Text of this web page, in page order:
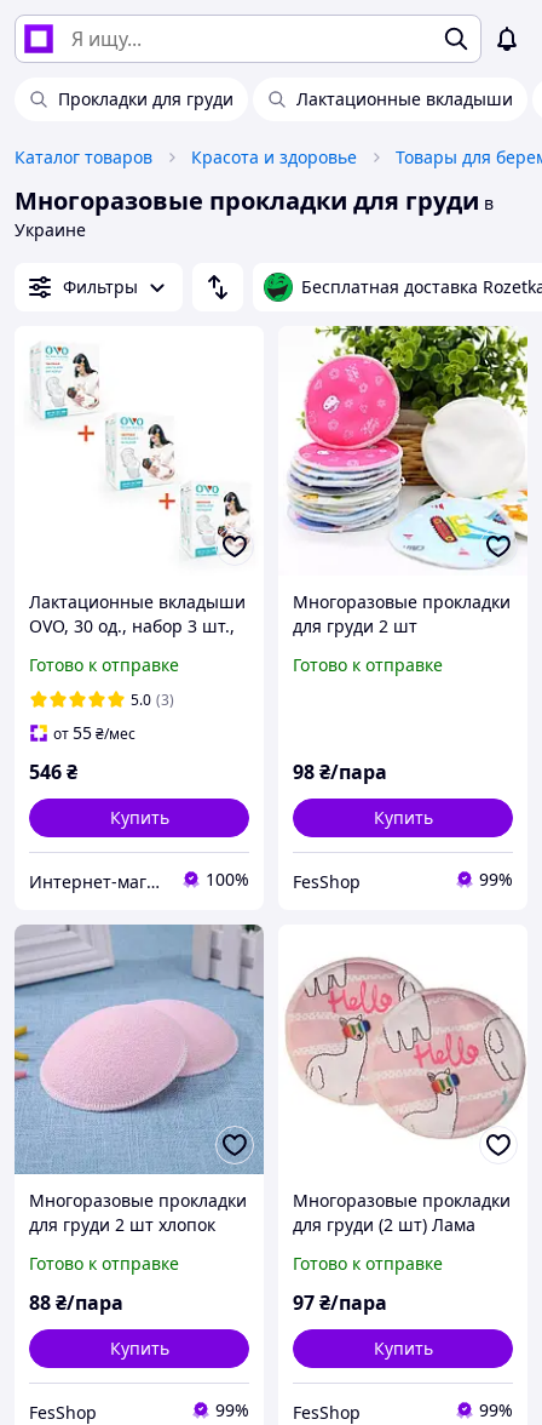
Прокладки для груди Лактационные вкладыши
Каталог товаров Красота и здоровье
Многоразовые прокладки для груди в
Украине
Фильтры Бесплатная доставка
Лактационные вкладыши
OVO, 30 од., набор 3 шт.,
Готово к отправке
5.0 (3)
от55₴/мес
546₴
Купить
Интернет-магазин Аптечка 100%
Многоразовые прокладки
для груди 2 шт
Готово к отправке
98₴/пара
Купить
FesShop 99%
Многоразовые прокладки
для груди 2 шт хлопок
Готово к отправке
88₴/пара
Купить
FesShop 99%
Многоразовые прокладки
для груди (2 шт) Лама
Готово к отправке
97₴/пара
Купить
FesShop 99%